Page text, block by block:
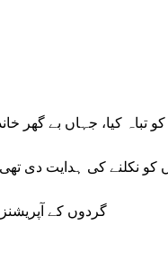
کی فوج نے غزہ شہر کے ایک 12 منزلہ بلاک کو
کو نکلنے کی ہدایت
گردوں کے